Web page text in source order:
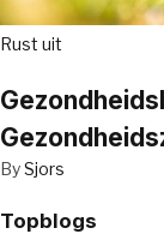
Rust uit
BySjors
Topblogs